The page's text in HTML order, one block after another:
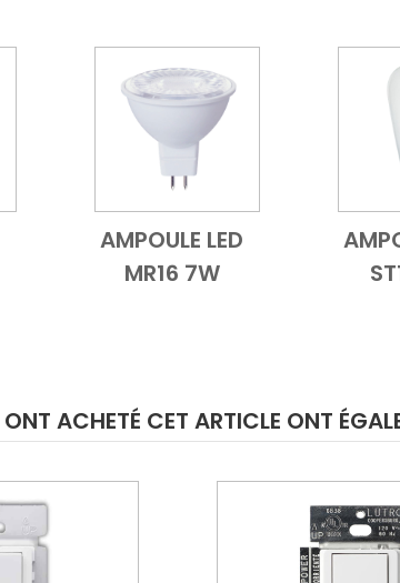
Add to CartVue d'ensemble
AMPOULE LED
MR16 7W
ACHETÉ CET ARTICLE ONT